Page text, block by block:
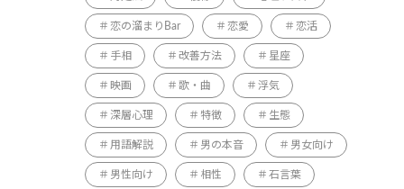
恋の溜まりBar 恋愛 恋活
手相 改善方法 星座
映画 歌・曲 浮気
深層心理 特徴 生態
用語解説 男の本音 男女向け
男性向け 相性 石言葉